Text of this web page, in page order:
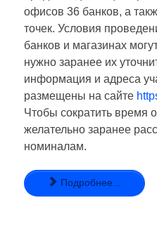
офисов 36 банков, а
точек. Условия
банков и магазинах
нужно заранее их
информация и адреса
размещены на сайте
Чтобы сократить время
желательно заранее
номиналам.
Подробнее...